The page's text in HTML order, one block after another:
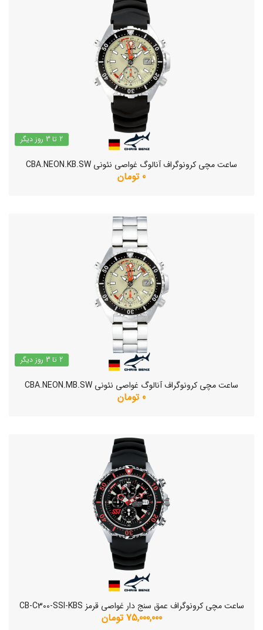
2 تا 3 روز دیگر
ساعت مچی کرونوگراف آنالوگ غواصی نئونی CBA.NEON.KB.SW
0 تومان
2 تا 3 روز دیگر
ساعت مچی کرونوگراف آنالوگ غواصی نئونی CBA.NEON.MB.SW
0 تومان
ساعت مچی کرونوگراف عمق سنج دار غواصی قرمز CB-C300-SSI-KBS
75,000,000 تومان